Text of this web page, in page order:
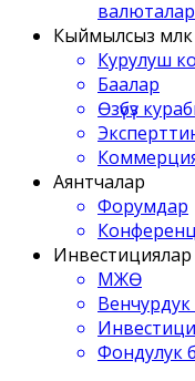
Кыймылсыз мүлк
Курулуш
Баалар
Өзүбүз
Аянтчалар
Форумдар
Инвестициялар
МЖӨ
Фондулук